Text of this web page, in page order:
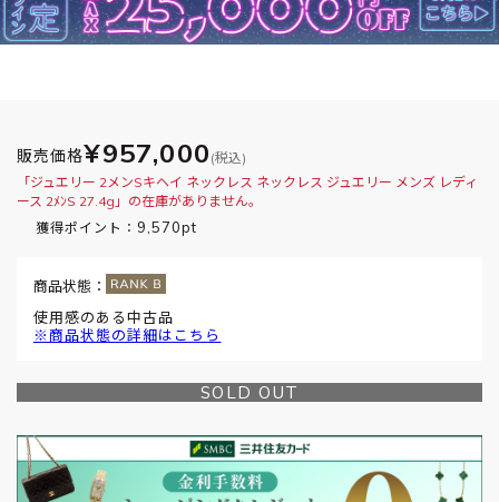
販売価格¥957,000 (税込)
「ジュエリー 2メンSキヘイ ネックレス ネックレス ジュエリー メンズ レディ
ース 2ﾒﾝS 27.4g」の在庫がありません。
獲得ポイント： 9,570pt
商品状態：
使用感のある中古品
※商品状態の詳細はこちら
SOLD OUT